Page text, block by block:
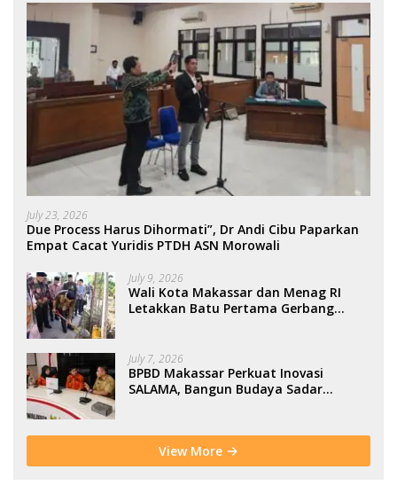
July 23, 2026
Due Process Harus Dihormati”, Dr Andi Cibu Paparkan
Empat Cacat Yuridis PTDH ASN Morowali
July 9, 2026
Wali Kota Makassar dan Menag RI
Letakkan Batu Pertama Gerbang
July 7, 2026
BPBD Makassar Perkuat Inovasi
SALAMA, Bangun Budaya Sadar
View More